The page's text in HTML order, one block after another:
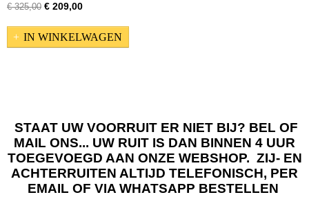
€ 325,00 € 209,00
IN WINKELWAGEN
STAAT UW VOORRUIT ER NIET BIJ? BEL OF
MAIL ONS... UW RUIT IS DAN BINNEN 4 UUR
TOEGEVOEGD AAN ONZE WEBSHOP. ZIJ- EN
ACHTERRUITEN ALTIJD TELEFONISCH, PER
EMAIL OF VIA WHATSAPP BESTELLEN